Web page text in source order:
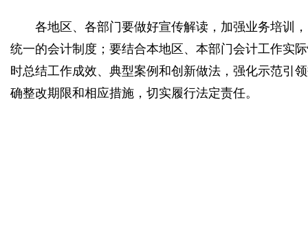
各地区、各部门要做好宣传解读，加强业务培训
统一的会计制度；要结合本地区、本部门会计工作实
时总结工作成效、典型案例和创新做法，强化示范引
确整改期限和相应措施，切实履行法定责任。